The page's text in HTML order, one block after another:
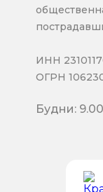
ИНН
ОГРН
Будни: